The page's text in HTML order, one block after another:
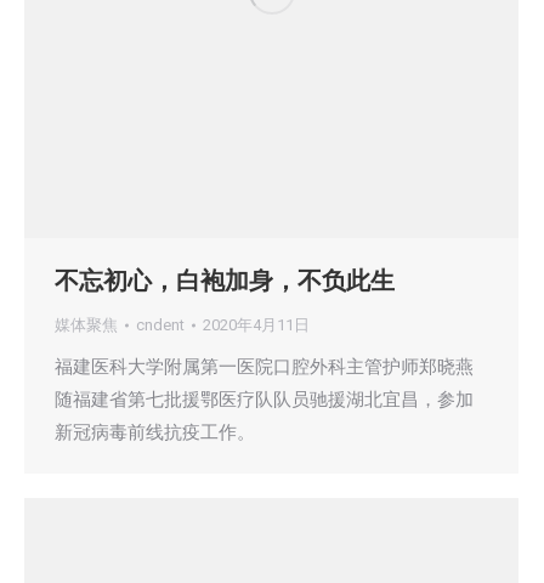
不忘初心，白袍加身，不负此生
媒体聚焦 cndent 2020年4月11日
福建医科大学附属第一医院口腔外科主管护师郑晓燕
随福建省第七批援鄂医疗队队员驰援湖北宜昌，参加
新冠病毒前线抗疫工作。